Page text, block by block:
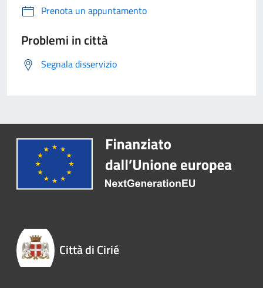
Prenota un appuntamento
Problemi in città
Segnala disservizio
Città di Cirié